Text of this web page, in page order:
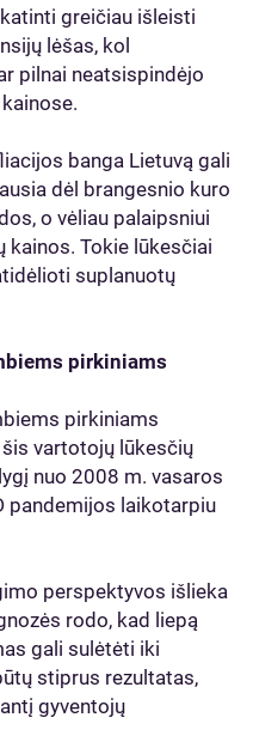
greičiau išleisti
lėšas, kol
pilnai neatsispindėjo
banga Lietuvą gali
dėl brangesnio kuro
o vėliau palaipsniui
kainos. Tokie lūkesčiai
suplanuotų
pirkiniams
pirkiniams
vartotojų lūkesčių
nuo 2008 m. vasaros
pandemijos laikotarpiu
perspektyvos išlieka
rodo, kad liepą
gali sulėtėti iki
stiprus rezultatas,
gyventojų